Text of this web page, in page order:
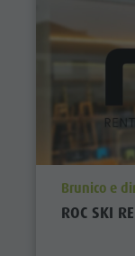
Brunico e
ROC SKI